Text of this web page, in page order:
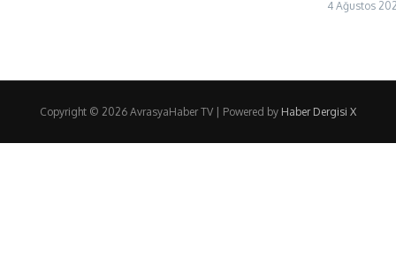
4 Ağustos
Copyright © 2026 AvrasyaHaber TV | Powered by Haber Dergisi X